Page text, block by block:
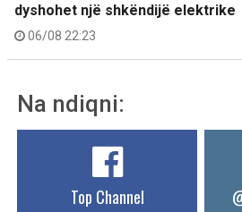
dyshohet një shkëndijë elektrike
06/08 22:23
Na ndiqni:
Top Channel